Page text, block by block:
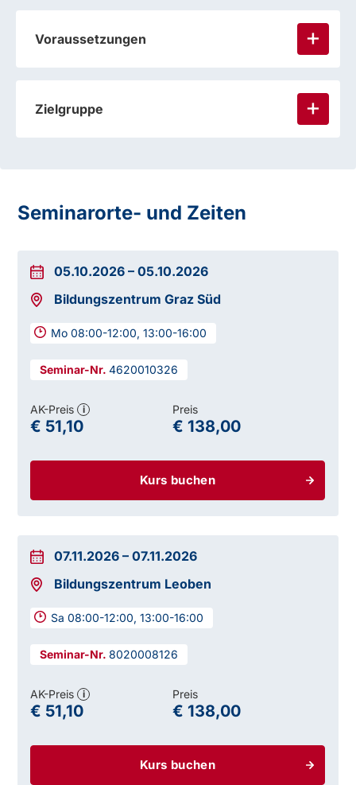
Voraussetzungen
Zielgruppe
Seminarorte- und Zeiten
05.10.2026 –05.10.2026
Bildungszentrum Graz Süd
Mo 08:00-12:00, 13:00-16:00
4620010326
Kurs buchen
AK-Preis i
€ 51,10
Preis
€ 138,00
07.11.2026 –07.11.2026
Bildungszentrum Leoben
Sa 08:00-12:00, 13:00-16:00
8020008126
Kurs buchen
AK-Preis i
€ 51,10
Preis
€ 138,00